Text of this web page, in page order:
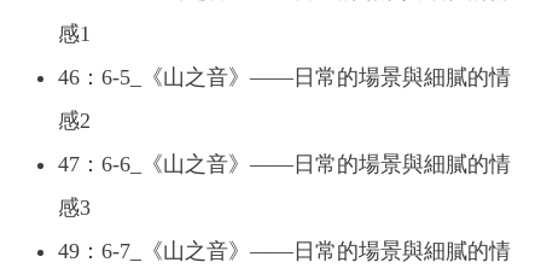
感1
46：6-5_《山之音》——日常的場景與細膩的情
感2
47：6-6_《山之音》——日常的場景與細膩的情
感3
49：6-7_《山之音》——日常的場景與細膩的情